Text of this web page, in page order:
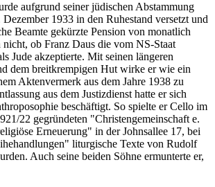
aufgrund seiner jüdischen Abstammung
1933 in den Ruhestand versetzt und
Beamte gekürzte Pension von monatlich
ob Franz Daus die vom NS-Staat
Jude akzeptierte. Mit seinen längeren
dem breitkrempigen Hut wirke er wie ein
Aktenvermerk aus dem Jahre 1938 zu
aus dem Justizdienst hatte er sich
beschäftigt. So spielte er Cello im
22 gegründeten "Christen­ge­mein­schaft e.
Erneuerung" in der Johnsallee 17, bei
liturgische Texte von Rudolf
Auch seine beiden Söhne ermunterte er,